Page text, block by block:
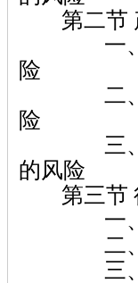
第二节
一、上
险
二、下
险
三、其
的风险
第三节
一、产
二、贸
三、环